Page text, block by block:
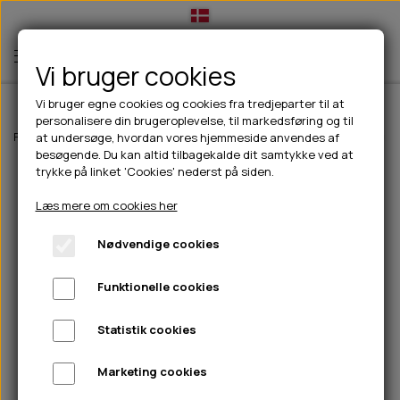
TIL HUND
💧FODER- VANDSKÅLE
CHICOPEE
GODBIDSTASKE
HALSBÅND
🦴 GODBIDDER & SNACKS
🍖 SMAGSVARIANTER
🎾 LEGETØJ
TÆNDER, ØRE, ØJE, POTER & NÆSE
🐾 UDSTYR & KOMFORT
TIL HUNDEEJER
DRIKKEFLASKER/TERMOFLASKER
HUER OG VANTER
PINEWOOD SALES
TIL KAT
TILBUD
NYHEDER
ABONNEMENT
Forside Til hunde Godbidder & Snacks Tyggeben Primadog
Vi bruger cookies
Vi bruger egne cookies og cookies fra tredjeparter til at
personalisere din brugeroplevelse, til markedsføring og til
at undersøge, hvordan vores hjemmeside anvendes af
besøgende. Du kan altid tilbagekalde dit samtykke ved at
trykke på linket 'Cookies' nederst på siden.
Læs mere om cookies her
Nødvendige cookies
Funktionelle cookies
Statistik cookies
Marketing cookies